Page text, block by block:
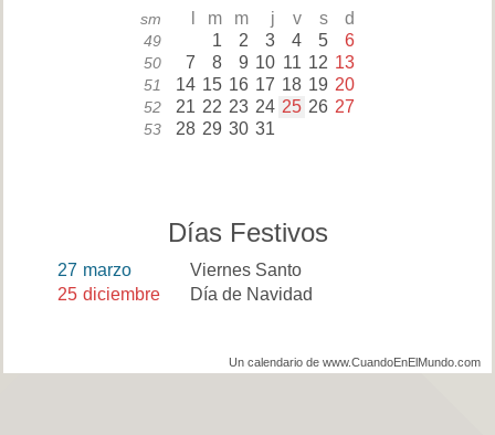
sm m m j v s d
49 1 2 3 4 5 6
50 7 8 9 10 11 12 13
51 14 15 16 17 18 19 20
52 21 22 23 24 25 26 27
53 28 29 30 31
Días Festivos
27 marzo
Viernes Santo
25 diciembre Día de Navidad
Un calendario de www.CuandoEnElMundo.com